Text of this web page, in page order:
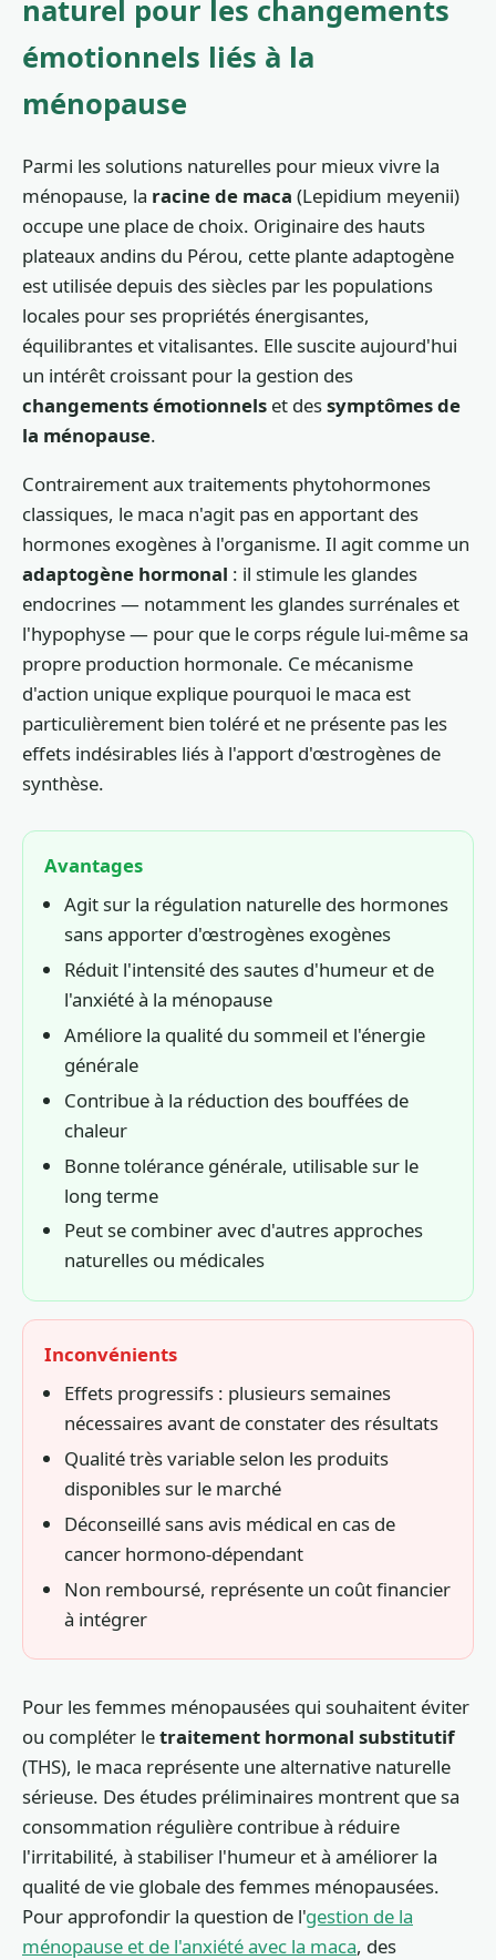
naturel pour les changements
émotionnels liés à la
ménopause
Parmi les solutions naturelles pour mieux vivre la
ménopause, la racine de maca (Lepidium meyenii)
occupe une place de choix. Originaire des hauts
plateaux andins du Pérou, cette plante adaptogène
est utilisée depuis des siècles par les populations
locales pour ses propriétés énergisantes,
équilibrantes et vitalisantes. Elle suscite aujourd'hui
un intérêt croissant pour la gestion des
changements émotionnels et dessymptômes de
la ménopause.
Contrairement aux traitements phytohormones
classiques, le maca n'agit pas en apportant des
hormones exogènes à l'organisme. Il agit comme un
adaptogène hormonal : il stimule les glandes
endocrines — notamment les glandes surrénales et
l'hypophyse — pour que le corps régule lui-même sa
propre production hormonale. Ce mécanisme
d'action unique explique pourquoi le maca est
particulièrement bien toléré et ne présente pas les
effets indésirables liés à l'apport d'œstrogènes de
synthèse.
Avantages
Agit sur la régulation naturelle des hormones
sans apporter d'œstrogènes exogènes
Réduit l'intensité des sautes d'humeur et de
l'anxiété à la ménopause
Améliore la qualité du sommeil et l'énergie
générale
Contribue à la réduction des bouffées de
chaleur
Bonne tolérance générale, utilisable sur le
long terme
Peut se combiner avec d'autres approches
naturelles ou médicales
Inconvénients
Effets progressifs : plusieurs semaines
nécessaires avant de constater des résultats
Qualité très variable selon les produits
disponibles sur le marché
Déconseillé sans avis médical en cas de
cancer hormono-dépendant
Non remboursé, représente un coût financier
à intégrer
Pour les femmes ménopausées qui souhaitent éviter
ou compléter letraitement hormonal substitutif
(THS), le maca représente une alternative naturelle
sérieuse. Des études préliminaires montrent que sa
consommation régulière contribue à réduire
l'irritabilité, à stabiliser l'humeur et à améliorer la
qualité de vie globale des femmes ménopausées.
Pour approfondir la question de l'gestion de la
ménopause et de l'anxiété avec la maca, des